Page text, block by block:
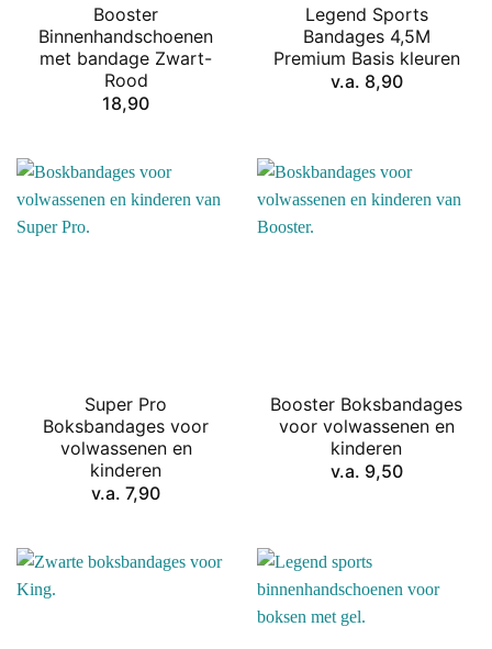
Booster
Binnenhandschoenen
met bandage Zwart-
Rood
18,90
Legend Sports
Bandages 4,5M
Premium Basis kleuren
v.a. 8,90
Super Pro
Boksbandages voor
volwassenen en
kinderen
v.a. 7,90
Booster Boksbandages
voor volwassenen en
kinderen
v.a. 9,50